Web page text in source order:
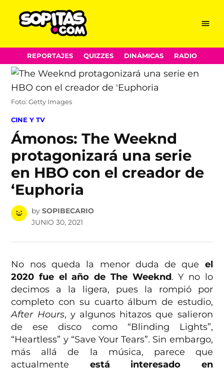
Skip
to
content
Menu
REPORTAJES QUIZZES DINÁMICAS RADIO
Foto: Getty Images
POSTED
CINE Y TV
Ámonos: The Weeknd
protagonizará una serie
en HBO con el creador de
‘Euphoria
by SOPIBECARIO
JUNIO 30, 2021
No nos queda la menor duda de que el
2020 fue el año de The Weeknd. Y no lo
decimos a la ligera, pues la rompió por
completo con su cuarto álbum de estudio,
After Hours, y algunos hitazos que salieron
de ese disco como “Blinding Lights”,
“Heartless” y “Save Your Tears”. Sin embargo,
más allá de la música, parece que
actualmente está interesado en